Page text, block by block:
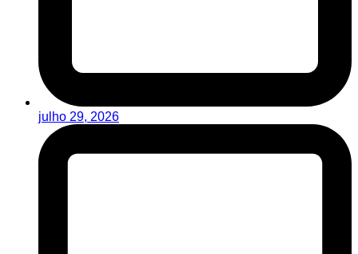
julho 29, 2026